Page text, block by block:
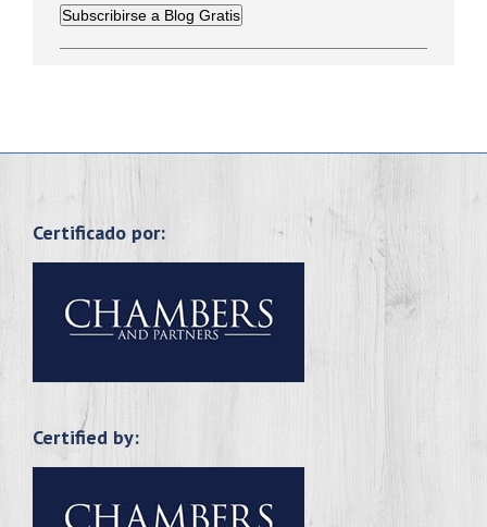
Subscribirse a Blog Gratis
Certificado por:
Certified by: